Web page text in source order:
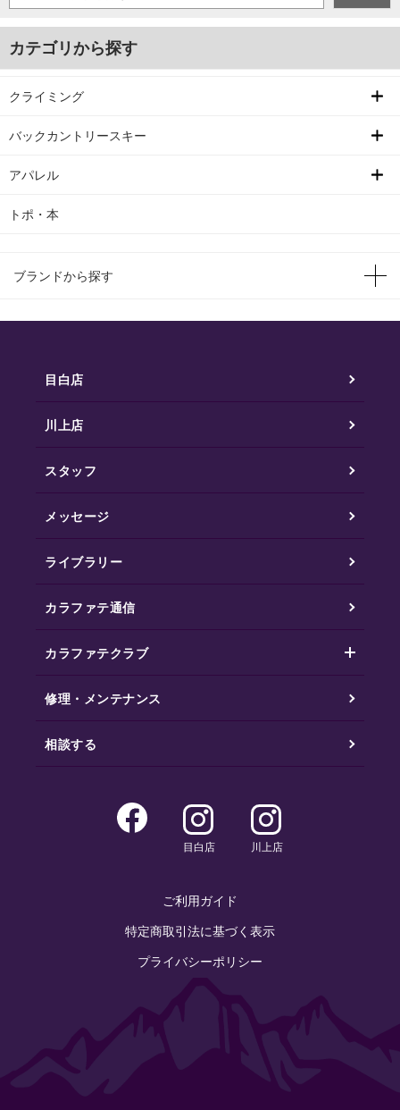
カテゴリから探す
クライミング
バックカントリースキー
アパレル
トポ・本
ブランドから探す
目白店
川上店
スタッフ
メッセージ
ライブラリー
カラファテ通信
カラファテクラブ
修理・メンテナンス
相談する
目白店 川上店
ご利用ガイド
特定商取引法に基づく表示
プライバシーポリシー